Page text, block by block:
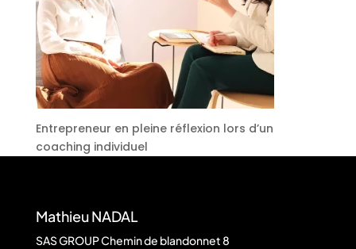
Entrepreneur en pleine réflexion lors d’un
coaching individuel
Mathieu NADAL
SAS GROUP Chemin de blandonnet 8